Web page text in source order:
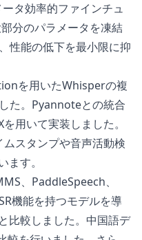
タ効率的ファインチュ
分のパラメータを凍結
性能の低下を最小限に抑
を用いたWhisperの複
た。Pyannoteとの統合
用いて実装しました。
スタンプや音声活動検
す。
、PaddleSpeech、
機能を持つモデルを導
比較しました。中国語デ